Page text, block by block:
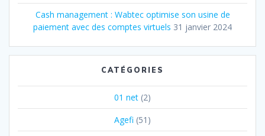
Cash management : Wabtec optimise son usine de
paiement avec des comptes virtuels 31 janvier 2024
CATÉGORIES
01 net (2)
Agefi (51)